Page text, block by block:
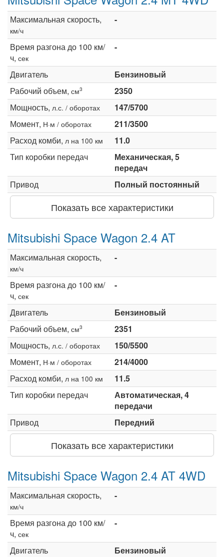
Максимальная скорость,
км/ч
-
Время разгона до 100 км/
ч, сек
-
Двигатель
Бензиновый
Рабочий объем, см3
2350
Мощность, л.с. / оборотах
147/5700
Момент, Н·м / оборотах
211/3500
Расход комби, л на 100 км
11.0
Тип коробки передач
Механическая, 5
передач
Привод
Полный постоянный
Показать все характеристики
Mitsubishi Space Wagon 2.4 AT
Максимальная скорость,
км/ч
-
Время разгона до 100 км/
ч, сек
-
Двигатель
Бензиновый
Рабочий объем, см3
2351
Мощность, л.с. / оборотах
150/5500
Момент, Н·м / оборотах
214/4000
Расход комби, л на 100 км
11.5
Тип коробки передач
Автоматическая, 4
передачи
Привод
Передний
Показать все характеристики
Mitsubishi Space Wagon 2.4 AT 4WD
Максимальная скорость,
км/ч
-
Время разгона до 100 км/
ч, сек
-
Двигатель
Бензиновый